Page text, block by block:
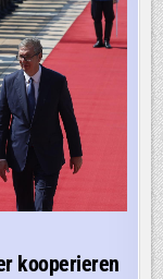
kooperieren